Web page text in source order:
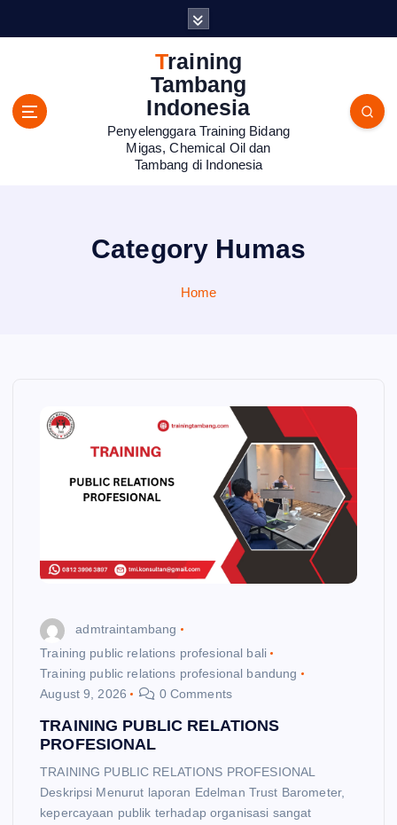
Training
Tambang
Indonesia
Penyelenggara Training Bidang
Migas, Chemical Oil dan
Tambang di Indonesia
Category Humas
Home
admtraintambang
Training public relations profesional bali
Training public relations profesional bandung
August 9, 2026
0 Comments
TRAINING PUBLIC RELATIONS
PROFESIONAL
TRAINING PUBLIC RELATIONS PROFESIONAL
Deskripsi Menurut laporan Edelman Trust Barometer,
kepercayaan publik terhadap organisasi sangat